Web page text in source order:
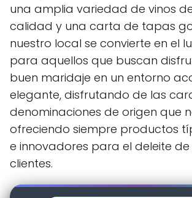
una amplia variedad de vinos
calidad y una carta de tapas
nuestro local se convierte en el
para aquellos que buscan
buen maridaje en un entorno
elegante, disfrutando de las
denominaciones de origen que
ofreciendo siempre productos
e innovadores para el deleite
clientes.